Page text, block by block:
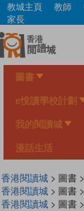
Skip
main
content
教城主頁 教師
家長
圖書
e悅讀學校計劃
我的閱讀城
漫話生活
香港閱讀城> 圖書 >
香港閱讀城> 圖書 >
香港閱讀城> 圖書 >